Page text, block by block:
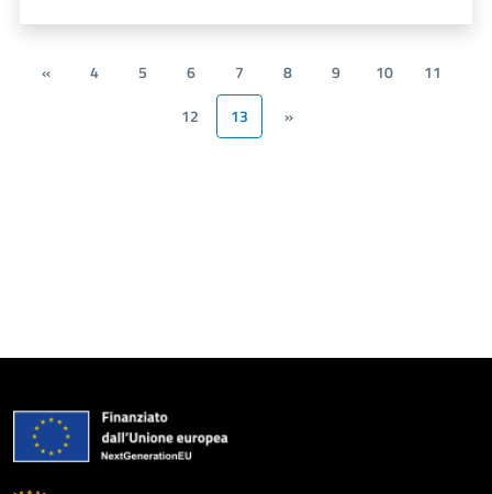
« 4 5 6 7 8 9 10
11
12
13 »